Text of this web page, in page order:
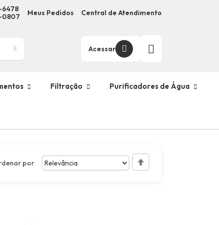
6478
0807
Meus Pedidos Central de Atendimento
Acessar
Filtração Purificadores de Água
por
Definir